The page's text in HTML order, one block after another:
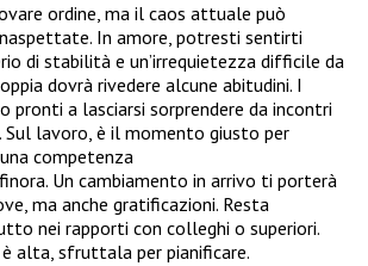
ordine, ma il caos attuale può
In amore, potresti sentirti
di stabilità e un’irrequietezza difficile da
dovrà rivedere alcune abitudini. I
pronti a lasciarsi sorprendere da incontri
Sul lavoro, è il momento giusto per
competenza
Un cambiamento in arrivo ti porterà
ma anche gratificazioni. Resta
nei rapporti con colleghi o superiori.
è alta, sfruttala per pianificare.